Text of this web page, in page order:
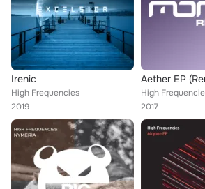
Irenic
High Frequencies
2019
Aether EP
High
2017